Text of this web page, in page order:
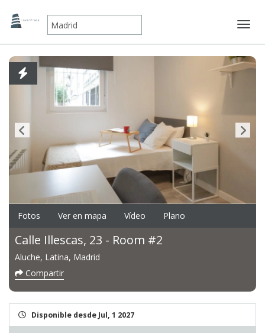
Fotos Ver en mapa Vídeo Plano
Calle Illescas, 23 - Room #2
Aluche, Latina, Madrid
Compartir
Disponible desde Jul, 1 2027